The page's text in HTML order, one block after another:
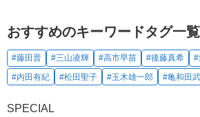
おすすめのキーワードタグ一覧
#藤田晋 #三山凌輝 #高市早苗 #後藤真希 #
#内田有紀
#松田聖子 #玉木雄一郎 #亀和田武
SPECIAL